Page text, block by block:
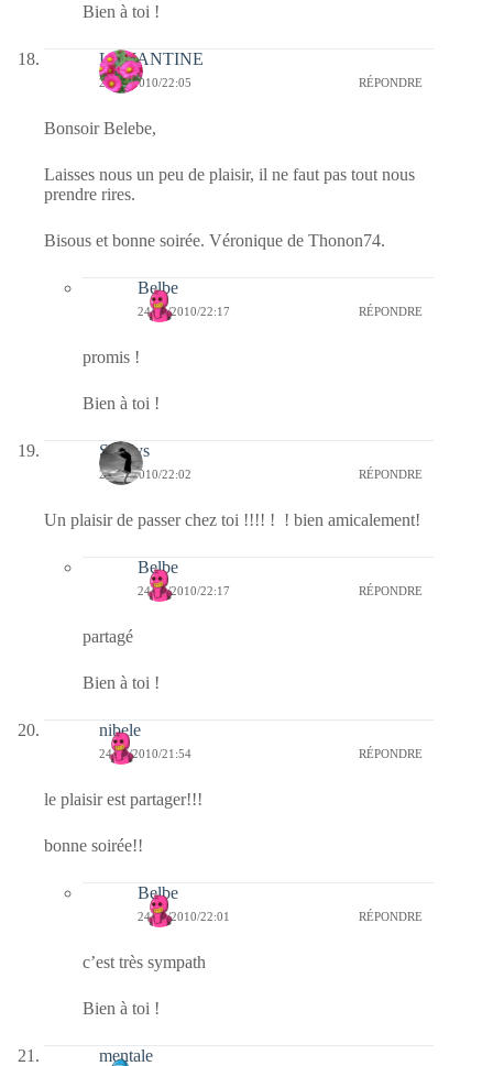
Bien à toi !
LEMANTINE
24/10/2010/22:05 RÉPONDRE
Bonsoir Belebe,
Laisses nous un peu de plaisir, il ne faut pas tout nous
prendre rires.
Bisous et bonne soirée. Véronique de Thonon74.
Belbe
24/10/2010/22:17 RÉPONDRE
promis !
Bien à toi !
Sandys
24/10/2010/22:02 RÉPONDRE
Un plaisir de passer chez toi !!!! ! ! bien amicalement!
Belbe
24/10/2010/22:17 RÉPONDRE
partagé
Bien à toi !
nibele
24/10/2010/21:54 RÉPONDRE
le plaisir est partager!!!
bonne soirée!!
Belbe
24/10/2010/22:01 RÉPONDRE
c’est très sympath
Bien à toi !
mentale